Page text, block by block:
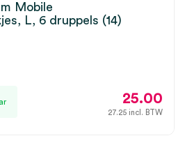
Mobile
L, 6 druppels (14)
25.00
27.25 incl. BTW